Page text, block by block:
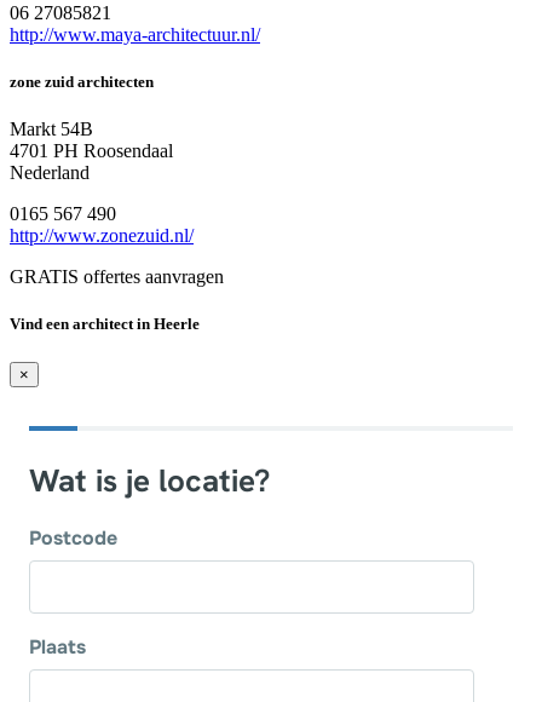
06 27085821
http://www.maya-architectuur.nl/
zone zuid architecten
Markt 54B
4701 PH Roosendaal
Nederland
0165 567 490
http://www.zonezuid.nl/
GRATIS offertes aanvragen
Vind een architect in Heerle
×